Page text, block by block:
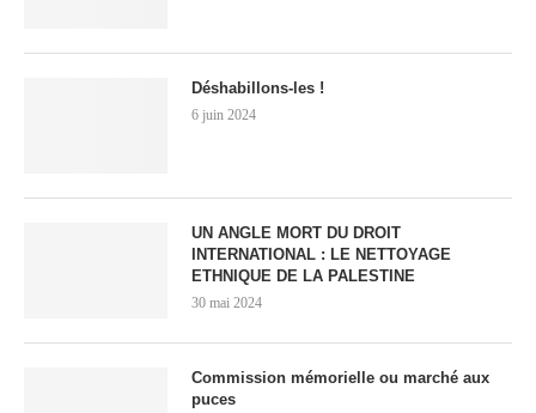
Déshabillons-les !
6 juin 2024
UN ANGLE MORT DU DROIT
INTERNATIONAL : LE NETTOYAGE
ETHNIQUE DE LA PALESTINE
30 mai 2024
Commission mémorielle ou marché aux
puces